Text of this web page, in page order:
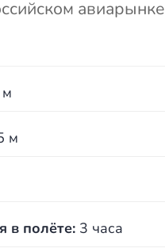
м
в полёте: 3 часа